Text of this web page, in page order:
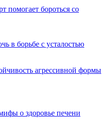
помогает бороться со
в борьбе с усталостью
агрессивной формы
о здоровье печени